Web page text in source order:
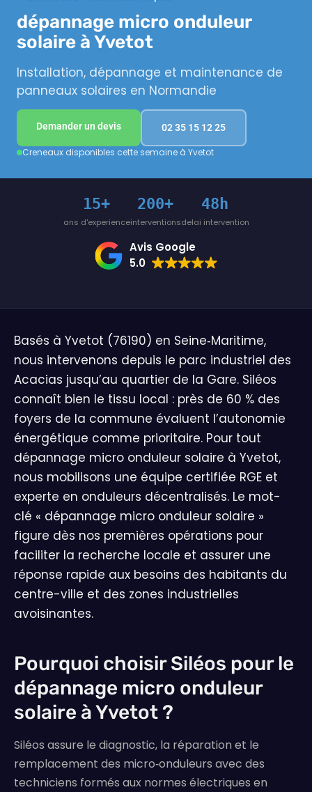
dépannage micro onduleur
solaire à Yvetot
Installation, dépannage et maintenance de
panneaux solaires en Normandie
Demander un devis 02 35 15 12 25
Creneaux disponibles cette semaine à Yvetot
15+
ans d'experience
200+
interventions
48h
delai intervention
Avis Google
5.0
Basés à Yvetot (76190) en Seine‑Maritime,
nous intervenons depuis le parc industriel des
Acacias jusqu’au quartier de la Gare. Siléos
connaît bien le tissu local : près de 60 % des
foyers de la commune évaluent l’autonomie
énergétique comme prioritaire. Pour tout
dépannage micro onduleur solaire à Yvetot,
nous mobilisons une équipe certifiée RGE et
experte en onduleurs décentralisés. Le mot-
clé « dépannage micro onduleur solaire »
figure dès nos premières opérations pour
faciliter la recherche locale et assurer une
réponse rapide aux besoins des habitants du
centre-ville et des zones industrielles
avoisinantes.
Pourquoi choisir Siléos pour le
dépannage micro onduleur
solaire à Yvetot ?
Siléos assure le diagnostic, la réparation et le
remplacement des micro‑onduleurs avec des
techniciens formés aux normes électriques en